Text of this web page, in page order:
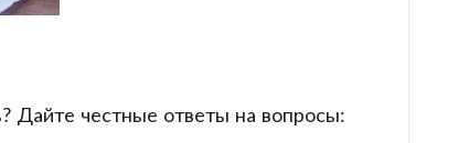
Дайте честные ответы на вопросы: